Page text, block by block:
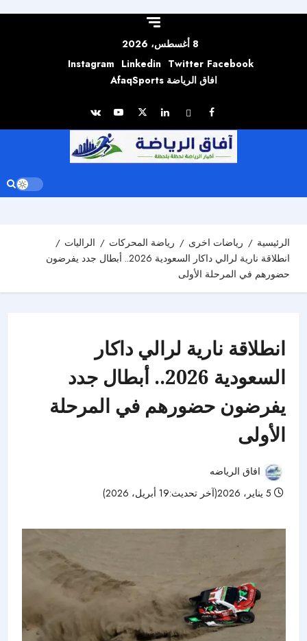
8 أغسطس، 2026
Facebook
Twitter
Linkedin
Instagram
افاق الرياضة AfaqSports
الرئيسية رياضات اخرى رياضة المحركات
الراليات
انطلاقة نارية لرالي داكار السعودية 2026.. أبطال جدد يفرضون
حضورهم في المرحلة الأولى
انطلاقة نارية لرالي داكار
السعودية 2026.. أبطال جدد
يفرضون حضورهم في المرحلة
الأولى
افاق الرياضه